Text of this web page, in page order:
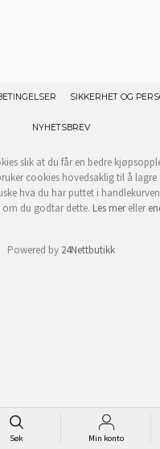
Søk Min konto
SIKKERHET OG
NYHETSBREV
slik at du får en bedre
cookies hovedsaklig til å lagre
hva du har puttet i
du godtar dette. Les mereller
Powered by 24Nettbutikk